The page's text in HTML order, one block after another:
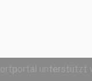
unterstützt